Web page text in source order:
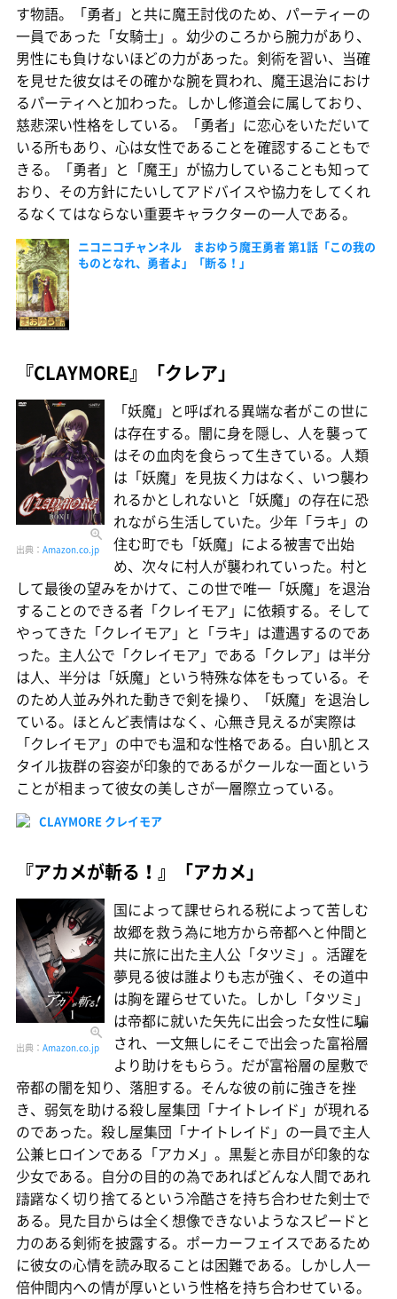
す物語。「勇者」と共に魔王討伐のため、パーティーの
一員であった「女騎士」。幼少のころから腕力があり、
男性にも負けないほどの力があった。剣術を習い、当確
を見せた彼女はその確かな腕を買われ、魔王退治におけ
るパーティへと加わった。しかし修道会に属しており、
慈悲深い性格をしている。「勇者」に恋心をいただいて
いる所もあり、心は女性であることを確認することもで
きる。「勇者」と「魔王」が協力していることも知って
おり、その方針にたいしてアドバイスや協力をしてくれ
るなくてはならない重要キャラクターの一人である。
ニコニコチャンネル まおゆう魔王勇者 第1話「この我の
ものとなれ、勇者よ」「断る！」
『CLAYMORE』「クレア」
出典： Amazon.co.jp
「妖魔」と呼ばれる異端な者がこの世に
は存在する。闇に身を隠し、人を襲って
はその血肉を食らって生きている。人類
は「妖魔」を見抜く力はなく、いつ襲わ
れるかとしれないと「妖魔」の存在に恐
れながら生活していた。少年「ラキ」の
住む町でも「妖魔」による被害で出始
め、次々に村人が襲われていった。村と
して最後の望みをかけて、この世で唯一「妖魔」を退治
することのできる者「クレイモア」に依頼する。そして
やってきた「クレイモア」と「ラキ」は遭遇するのであ
った。主人公で「クレイモア」である「クレア」は半分
は人、半分は「妖魔」という特殊な体をもっている。そ
のため人並み外れた動きで剣を操り、「妖魔」を退治し
ている。ほとんど表情はなく、心無き見えるが実際は
「クレイモア」の中でも温和な性格である。白い肌とス
タイル抜群の容姿が印象的であるがクールな一面という
ことが相まって彼女の美しさが一層際立っている。
CLAYMORE クレイモア
『アカメが斬る！』「アカメ」
出典： Amazon.co.jp
国によって課せられる税によって苦しむ
故郷を救う為に地方から帝都へと仲間と
共に旅に出た主人公「タツミ」。活躍を
夢見る彼は誰よりも志が強く、その道中
は胸を躍らせていた。しかし「タツミ」
は帝都に就いた矢先に出会った女性に騙
され、一文無しにそこで出会った富裕層
より助けをもらう。だが富裕層の屋敷で
帝都の闇を知り、落胆する。そんな彼の前に強きを挫
き、弱気を助ける殺し屋集団「ナイトレイド」が現れる
のであった。殺し屋集団「ナイトレイド」の一員で主人
公兼ヒロインである「アカメ」。黒髪と赤目が印象的な
少女である。自分の目的の為であればどんな人間であれ
躊躇なく切り捨てるという冷酷さを持ち合わせた剣士で
ある。見た目からは全く想像できないようなスピードと
力のある剣術を披露する。ポーカーフェイスであるため
に彼女の心情を読み取ることは困難である。しかし人一
倍仲間内への情が厚いという性格を持ち合わせている。